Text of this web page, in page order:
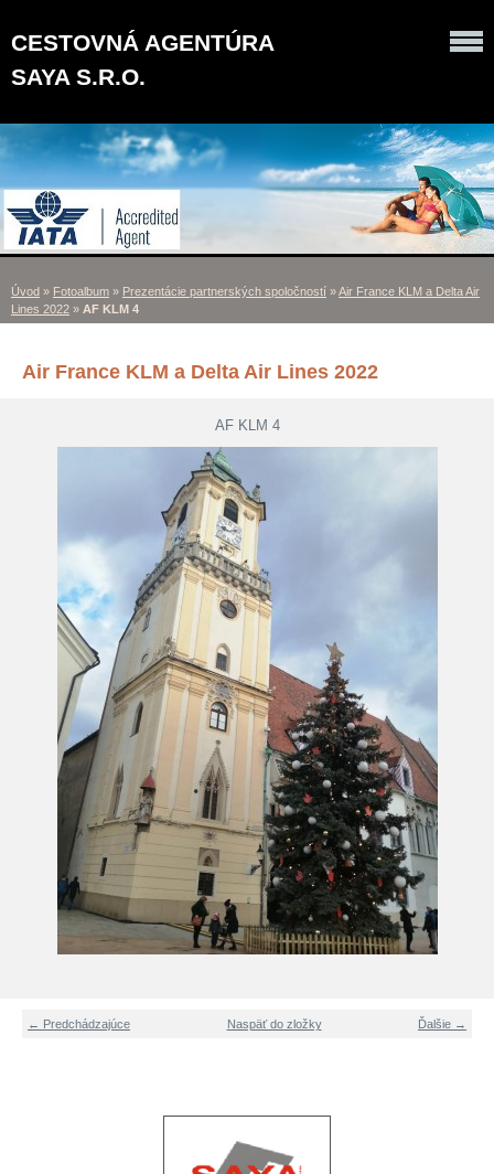
CESTOVNÁ AGENTÚRA
SAYA S.R.O.
Úvod » Fotoalbum » Prezentácie partnerských spoločností »Air France KLM a Delta Air
Lines 2022 » AF KLM 4
Air France KLM a Delta Air Lines 2022
AF KLM 4
← Predchádzajúce Ďalšie →
Naspäť do zložky